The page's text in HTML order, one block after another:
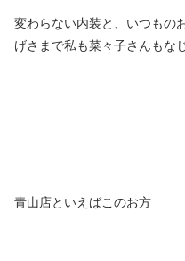
変わらない内装と、いつもの
げさまで私も菜々子さんもな
青山店といえばこのお方